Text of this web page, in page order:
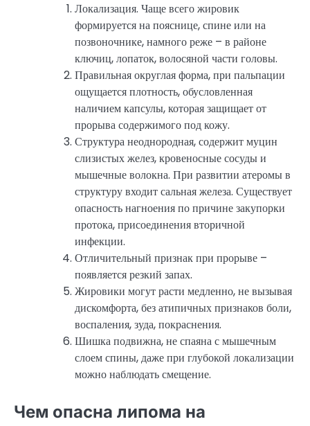
Локализация. Чаще всего жировик
формируется на пояснице, спине или на
позвоночнике, намного реже – в районе
ключиц, лопаток, волосяной части головы.
Правильная округлая форма, при пальпации
ощущается плотность, обусловленная
наличием капсулы, которая защищает от
прорыва содержимого под кожу.
Структура неоднородная, содержит муцин
слизистых желез, кровеносные сосуды и
мышечные волокна. При развитии атеромы в
структуру входит сальная железа. Существует
опасность нагноения по причине закупорки
протока, присоединения вторичной
инфекции.
Отличительный признак при прорыве –
появляется резкий запах.
Жировики могут расти медленно, не вызывая
дискомфорта, без атипичных признаков боли,
воспаления, зуда, покраснения.
Шишка подвижна, не спаяна с мышечным
слоем спины, даже при глубокой локализации
можно наблюдать смещение.
Чем опасна липома на